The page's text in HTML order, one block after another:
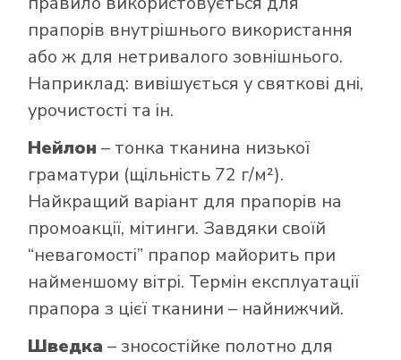
прапорів внутрішнього використання
або ж для нетривалого зовнішнього.
Наприклад: вивішується у святкові дні,
урочистості та ін.
Нейлон – тонка тканина низької
граматури (щільність 72 г/м²).
Найкращий варіант для прапорів на
промоакції, мітинги. Завдяки своїй
“невагомості” прапор майорить при
найменшому вітрі. Термін експлуатації
прапора з цієї тканини – найнижчий.
Шведка – зносостійке полотно для